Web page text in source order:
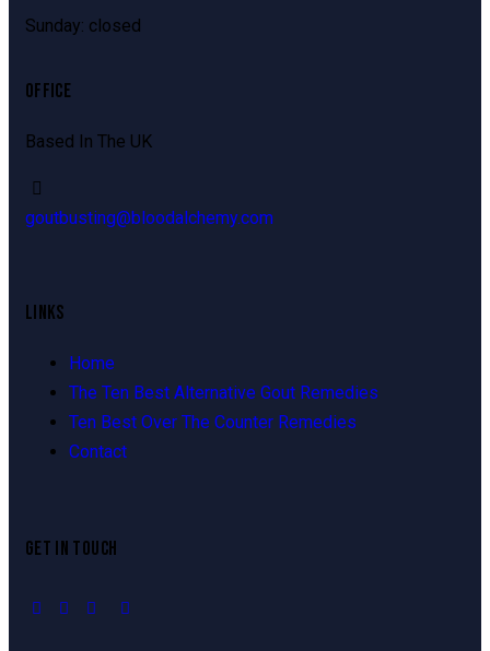
Sunday: closed
OFFICE
Based In The UK
goutbusting@bloodalchemy.com
LINKS
Home
The Ten Best Alternative Gout Remedies
Ten Best Over The Counter Remedies
Contact
GET IN TOUCH